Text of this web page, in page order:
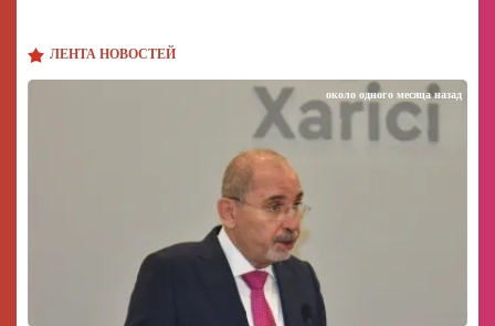
ЛЕНТА НОВОСТЕЙ
около одного месяца назад